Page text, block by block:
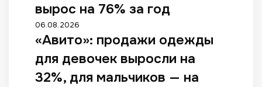
вырос на 76% за год
06.08.2026
«Авито»: продажи одежды
для девочек выросли на
32%, для мальчиков — на